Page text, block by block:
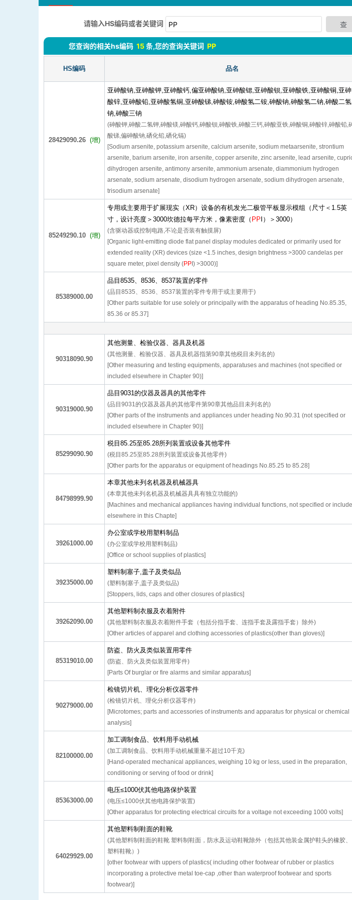
请输入HS编码或者关键词
您查询的相关hs编码 15条,您的查询关键词 PP
HS编码 品名
28429090.26 (增)
亚砷酸钠,亚砷酸钾,亚砷酸钙,偏亚砷酸钠,亚砷酸锶,亚砷酸钡,亚砷酸铁,亚砷酸铜,亚砷
酸锌,亚砷酸铅,亚砷酸氢铜,亚砷酸锑,砷酸铵,砷酸氢二铵,砷酸钠,砷酸氢二钠,砷酸二氢
钠,砷酸三钠
(砷酸钾,砷酸二氢钾,砷酸镁,砷酸钙,砷酸钡,砷酸铁,砷酸三钙,砷酸亚铁,砷酸铜,砷酸锌,砷酸铅,
酸锑,偏砷酸钠,硒化铅,硒化镉)
[Sodium arsenite, potassium arsenite, calcium arsenite, sodium metaarsenite, strontium
arsenite, barium arsenite, iron arsenite, copper arsenite, zinc arsenite, lead arsenite,
dihydrogen arsenite, antimony arsenite, ammonium arsenate, diammonium hydrogen
arsenate, sodium arsenate, disodium hydrogen arsenate, sodium dihydrogen arsenate,
trisodium arsenate]
85249290.10 (增)
专用或主要用于扩展现实（XR）设备的有机发光二极管平板显示模组（尺寸＜1.5英
寸，设计亮度＞3000坎德拉每平方米，像素密度（ PP I）＞3000）
(含驱动器或控制电路,不论是否装有触摸屏)
[Organic light-emitting diode flat panel display modules dedicated or primarily used for
extended reality (XR) devices (size <1.5 inches, design brightness >3000 candelas per
square meter, pixel density (PP I) >3000)]
85389000.00
品目8535、8536、8537装置的零件
(品目8535、8536、8537装置的零件专用于或主要用于)
[Other parts suitable for use solely or principally with the apparatus of heading No.85.35,
85.36 or 85.37]
90318090.90
其他测量、检验仪器、器具及机器
(其他测量、检验仪器、器具及机器指第90章其他税目未列名的)
[Other measuring and testing equipments, apparatuses and machines (not specified or
included elsewhere in Chapter 90)]
90319000.90
品目9031的仪器及器具的其他零件
(品目9031的仪器及器具的其他零件第90章其他品目未列名的)
[Other parts of the instruments and appliances under heading No.90.31 (not specified or
included elsewhere in Chapter 90)]
85299090.90
税目85.25至85.28所列装置或设备其他零件
(税目85.25至85.28所列装置或设备其他零件)
[Other parts for the apparatus or equipment of headings No.85.25 to 85.28]
84798999.90
本章其他未列名机器及机械器具
(本章其他未列名机器及机械器具具有独立功能的)
[Machines and mechanical appliances having individual functions, not specified or
elsewhere in this Chapte]
39261000.00
办公室或学校用塑料制品
(办公室或学校用塑料制品)
[Office or school supplies of plastics]
39235000.00
塑料制塞子,盖子及类似品
(塑料制塞子,盖子及类似品)
[Stoppers, lids, caps and other closures of plastics]
39262090.00
其他塑料制衣服及衣着附件
(其他塑料制衣服及衣着附件手套（包括分指手套、连指手套及露指手套）除外)
[Other articles of apparel and clothing accessories of plastics(other than gloves)]
85319010.00
防盗、防火及类似装置用零件
(防盗、防火及类似装置用零件)
[Parts Of burglar or fire alarms and similar apparatus]
90279000.00
检镜切片机、理化分析仪器零件
(检镜切片机、理化分析仪器零件)
[Microtomes; parts and accessories of instruments and apparatus for physical or chemical
analysis]
82100000.00
加工调制食品、饮料用手动机械
(加工调制食品、饮料用手动机械重量不超过10千克)
[Hand-operated mechanical appliances, weighing 10 kg or less, used in the preparation,
conditioning or serving of food or drink]
85363000.00
电压≤1000伏其他电路保护装置
(电压≤1000伏其他电路保护装置)
[Other apparatus for protecting electrical circuits for a voltage not exceeding 1000 volts]
64029929.00
其他塑料制鞋面的鞋靴
(其他塑料制鞋面的鞋靴 塑料制鞋面，防水及运动鞋靴除外（包括其他装金属护鞋头的橡胶、
塑料鞋靴）)
[other footwear with uppers of plastics( including other footwear of rubber or plastics
incorporating a protective metal toe-cap ,other than waterproof footwear and sports
footwear)]